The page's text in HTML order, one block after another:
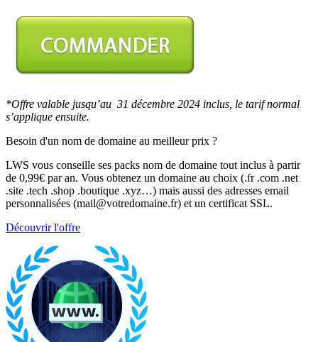
*Offre valable jusqu’au 31 décembre 2024 inclus, le tarif normal
s’applique ensuite.
Besoin d'un nom de domaine au meilleur prix ?
LWS vous conseille ses packs nom de domaine tout inclus à partir
de 0,99€ par an. Vous obtenez un domaine au choix (.fr .com .net
.site .tech .shop .boutique .xyz…) mais aussi des adresses email
personnalisées (mail@votredomaine.fr) et un certificat SSL.
Découvrir l'offre